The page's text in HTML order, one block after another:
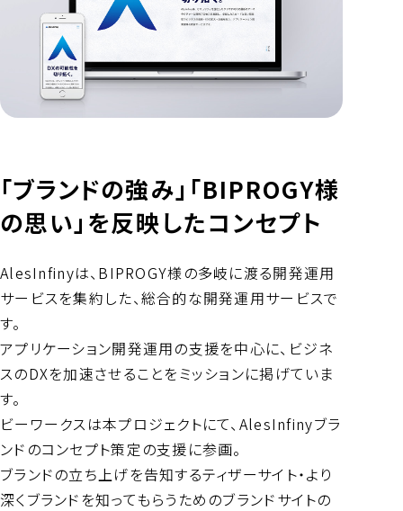
「ブランドの強み」「BIPROGY様
の思い」を反映したコンセプト
AlesInfinyは、BIPROGY様の多岐に渡る開発運用
サービスを集約した、総合的な開発運用サービスで
す。
アプリケーション開発運用の支援を中心に、ビジネ
スのDXを加速させることをミッションに掲げていま
す。
ビーワークスは本プロジェクトにて、AlesInfinyブラ
ンドのコンセプト策定の支援に参画。
ブランドの立ち上げを告知するティザーサイト・より
深くブランドを知ってもらうためのブランドサイトの